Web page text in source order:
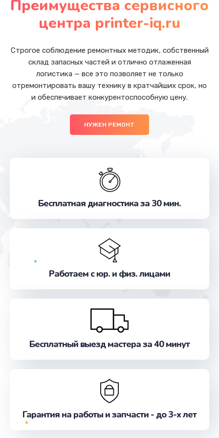
Заказать
от 550 руб.
Заказать
Замена разъема наушников
от 550 руб.
Заказать
Заказать
Ремонт кнопки громкости
Заказать
Замена микросхемы GPS
Ремонт антенны
от 880 руб.
Ремонт задней крышки
Заказать
Ремонт камеры
от 550 руб.
Преимущества сервисного
центра printer-iq.ru
Строгое соблюдение ремонтных методик, собственный
склад запасных частей и отлично отлаженная
логистика — все это позволяет не только
отремонтировать вашу технику в кратчайших срок, но
и обеспечивает конкурентоспособную цену.
НУЖЕН РЕМОНТ
Бесплатная диагностика за 30 мин.
Работаем с юр. и физ. лицами
Бесплатный выезд мастера за 40 минут
Гарантия на работы и запчасти - до 3-х лет